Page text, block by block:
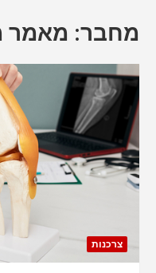
מחבר: מאמר
צרכנות